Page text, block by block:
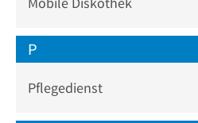
P
Pflegedienst